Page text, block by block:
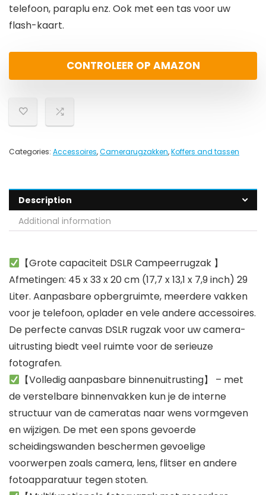
telefoon, paraplu enz. Ook met een tas voor uw
flash-kaart.
CONTROLEER OP AMAZON
Categories: Accessoires,Camerarugzakken,Koffers and tassen
Description
Additional information
【Grote capaciteit DSLR Campeerrugzak 】
Afmetingen: 45 x 33 x 20 cm (17,7 x 13,1 x 7,9 inch) 29
Liter. Aanpasbare opbergruimte, meerdere vakken
voor je telefoon, oplader en vele andere accessoires.
De perfecte canvas DSLR rugzak voor uw camera-
uitrusting biedt veel ruimte voor de serieuze
fotografen.
【Volledig aanpasbare binnenuitrusting】 – met
de verstelbare binnenvakken kun je de interne
structuur van de cameratas naar wens vormgeven
en wijzigen. De met een spons gevoerde
scheidingswanden beschermen gevoelige
voorwerpen zoals camera, lens, flitser en andere
fotoapparatuur tegen stoten.